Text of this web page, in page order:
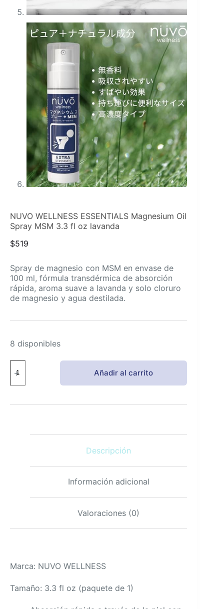
NUVO WELLNESS ESSENTIALS Magnesium Oil
Spray MSM 3.3 fl oz lavanda
$519
Spray de magnesio con MSM en envase de
100 ml, fórmula transdérmica de absorción
rápida, aroma suave a lavanda y solo cloruro
de magnesio y agua destilada.
8 disponibles
WELLNESS
ESSENTIALS
Oil
cantidad
Añadir al carrito
Descripción
Información adicional
Valoraciones (0)
Marca: NUVO WELLNESS
Tamaño: 3.3 fl oz (paquete de 1)